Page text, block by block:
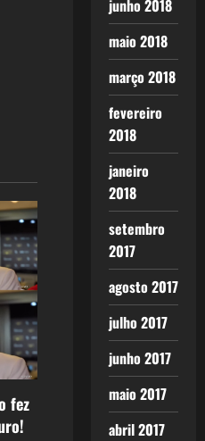
fez
junho 2018
maio 2018
março 2018
fevereiro
2018
janeiro
2018
setembro
2017
agosto 2017
julho 2017
junho 2017
maio 2017
abril 2017